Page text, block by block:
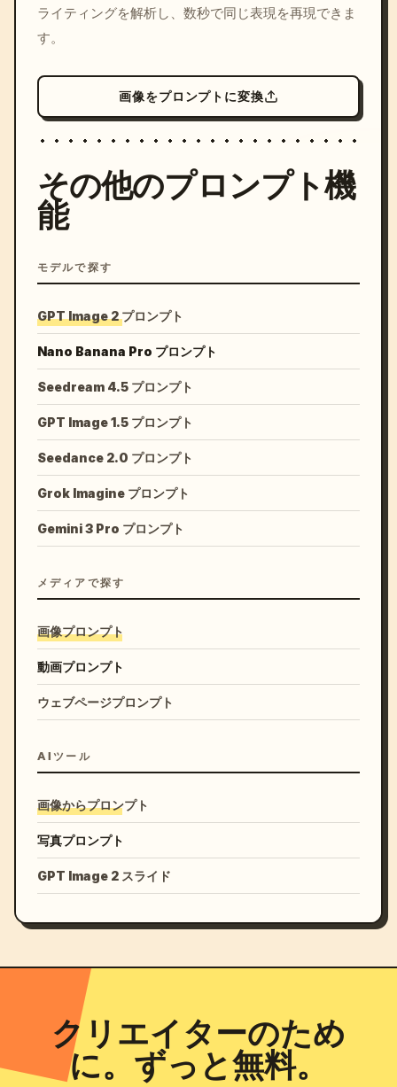
ライティングを解析し、数秒で同じ表現を再現できま
す。
画像をプロンプトに変換
その他のプロンプト機
能
モデルで探す
GPT Image 2 プロンプト
Nano Banana Pro プロンプト
Seedream 4.5 プロンプト
GPT Image 1.5 プロンプト
Seedance 2.0 プロンプト
Grok Imagine プロンプト
Gemini 3 Pro プロンプト
メディアで探す
画像プロンプト
動画プロンプト
ウェブページプロンプト
AIツール
画像からプロンプト
写真プロンプト
GPT Image 2 スライド
クリエイターのため
に。ずっと無料。